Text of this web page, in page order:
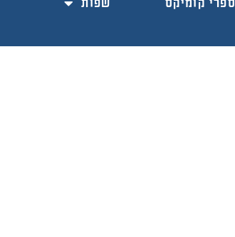
ספרי קומיקס
שפות